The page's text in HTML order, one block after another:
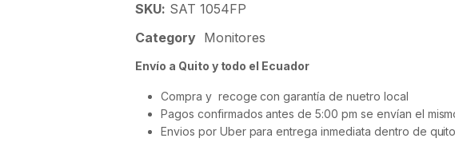
SKU: SAT 1054FP
Category Monitores
Envío a Quito y todo el Ecuador
Compra y recoge con garantía de nuetro local
Pagos confirmados antes de 5:00 pm se envían el
Envios por Uber para entrega inmediata dentro de quito